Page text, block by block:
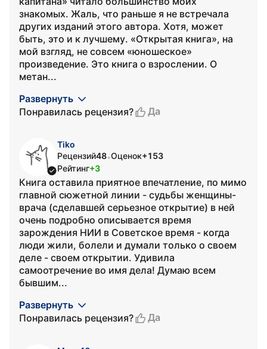
знакомых. Жаль, что раньше я не встречала
других изданий этого автора. Хотя, может
быть, это и к лучшему. «Открытая книга», на
мой взгляд, не совсем «юношеское»
произведение. Это книга о взрослении. О
метан...
Развернуть
Понравилась рецензия?
Да
Tiko
Рецензий48•Оценок+153
Рейтинг+3
Книга оставила приятное впечатление, по мимо
главной сюжетной линии - судьбы женщины-
врача (сделавшей серьезное открытие) в ней
очень подробно описывается время
зарождения НИИ в Советское время - когда
люди жили, болели и думали только о своем
деле - своем открытии. Удивила
самоотречение во имя дела! Думаю всем
бывшим...
Развернуть
Понравилась рецензия?
Да